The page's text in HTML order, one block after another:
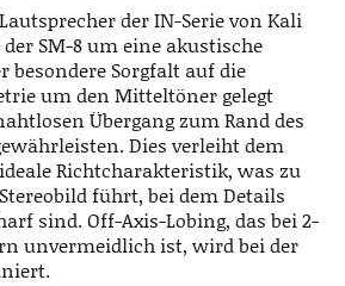
der IN-Serie von Kali
SM-8 um eine akustische
besondere Sorgfalt auf die
um den Mitteltöner gelegt
Übergang zum Rand des
Dies verleiht dem
Richtcharakteristik, was zu
führt, bei dem Details
sind. Off-Axis-Lobing, das bei 2-
unvermeidlich ist, wird bei der